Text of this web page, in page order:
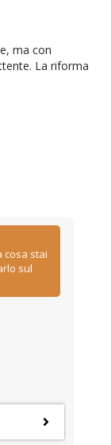
ma con
La riforma
cosa stai
sul